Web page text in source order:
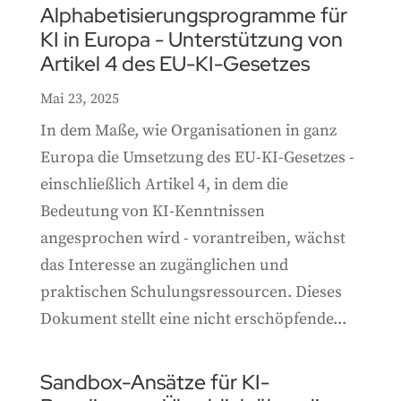
Alphabetisierungsprogramme für
KI in Europa - Unterstützung von
Artikel 4 des EU-KI-Gesetzes
Mai 23, 2025
In dem Maße, wie Organisationen in ganz
Europa die Umsetzung des EU-KI-Gesetzes -
einschließlich Artikel 4, in dem die
Bedeutung von KI-Kenntnissen
angesprochen wird - vorantreiben, wächst
das Interesse an zugänglichen und
praktischen Schulungsressourcen. Dieses
Dokument stellt eine nicht erschöpfende...
Sandbox-Ansätze für KI-